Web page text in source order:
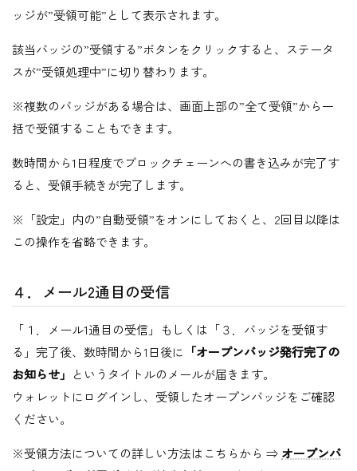
ッジが”受領可能”として表示されます。
該当バッジの”受領する”ボタンをクリックすると、ステータ
スが”受領処理中”に切り替わります。
※複数のバッジがある場合は、画面上部の”全て受領”から一
括で受領することもできます。
数時間から1日程度でブロックチェーンへの書き込みが完了す
ると、受領手続きが完了します。
※「設定」内の”自動受領”をオンにしておくと、2回目以降は
この操作を省略できます。
４．メール2通目の受信
「１．メール1通目の受信」もしくは「３．バッジを受領す
る」完了後、数時間から1日後に 「オープンバッジ発行完了の
お知らせ」 というタイトルのメールが届きます。
ウォレットにログインし、受領したオープンバッジをご確認
ください。
※受領方法についての詳しい方法はこちらから ⇒ オープンバ